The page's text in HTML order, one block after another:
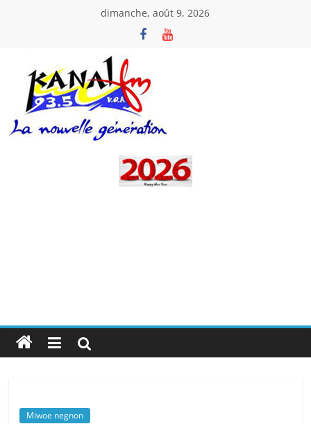
dimanche, août 9, 2026
Kanal
Miwoe negnon